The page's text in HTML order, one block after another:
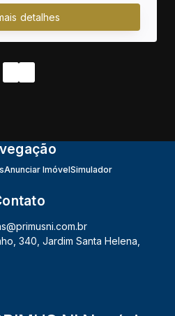
Anunciar ImóvelSimulador
340 Jardim Santa Helena